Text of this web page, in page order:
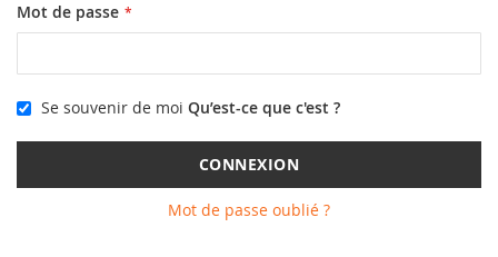
Mot de passe
Se souvenir de moi Qu’est-ce que c'est ?
CONNEXION
Mot de passe oublié ?